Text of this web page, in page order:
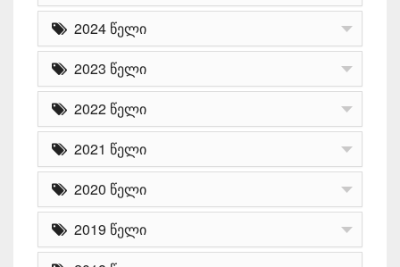
2024 წელი
2023 წელი
2022 წელი
2021 წელი
2020 წელი
2019 წელი